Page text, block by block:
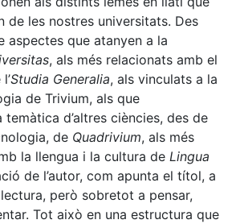
de les nostres universitats. Des
aspectes que atanyen a la
, als més relacionats amb el
Studia Generalia, als vinculats a la
de Trivium, als que
temàtica d’altres ciències, des de
de Quadrivium, als més
la llengua i la cultura de Lingua
de l’autor, com apunta el títol, a
però sobretot a pensar,
Tot això en una estructura que